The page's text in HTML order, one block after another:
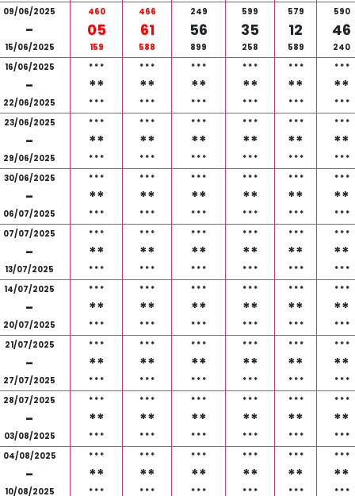
09/06/2025
-
15/06/2025
460
05
159
466
61
588
249
56
899
599
35
258
579
12
589
590
46
240
16/06/2025
-
22/06/2025
* * *
**
* * *
* * *
**
* * *
* * *
**
* * *
* * *
**
* * *
* * *
**
* * *
* * *
**
* * *
23/06/2025
-
29/06/2025
* * *
**
* * *
* * *
**
* * *
* * *
**
* * *
* * *
**
* * *
* * *
**
* * *
* * *
**
* * *
30/06/2025
-
06/07/2025
* * *
**
* * *
* * *
**
* * *
* * *
**
* * *
* * *
**
* * *
* * *
**
* * *
* * *
**
* * *
07/07/2025
-
13/07/2025
* * *
**
* * *
* * *
**
* * *
* * *
**
* * *
* * *
**
* * *
* * *
**
* * *
* * *
**
* * *
14/07/2025
-
20/07/2025
* * *
**
* * *
* * *
**
* * *
* * *
**
* * *
* * *
**
* * *
* * *
**
* * *
* * *
**
* * *
21/07/2025
-
27/07/2025
* * *
**
* * *
* * *
**
* * *
* * *
**
* * *
* * *
**
* * *
* * *
**
* * *
* * *
**
* * *
28/07/2025
-
03/08/2025
* * *
**
* * *
* * *
**
* * *
* * *
**
* * *
* * *
**
* * *
* * *
**
* * *
* * *
**
* * *
04/08/2025
-
10/08/2025
* * *
**
* * *
* * *
**
* * *
* * *
**
* * *
* * *
**
* * *
* * *
**
* * *
* * *
**
* * *